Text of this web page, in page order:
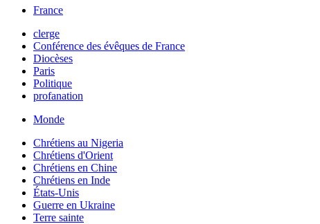
France
clerge
Conférence des évêques de France
Diocèses
Paris
Politique
profanation
Monde
Chrétiens au Nigeria
Chrétiens d'Orient
Chrétiens en Chine
Chrétiens en Inde
États-Unis
Guerre en Ukraine
Terre sainte